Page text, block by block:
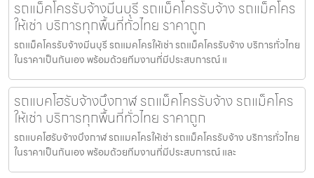
รถแม็คโครรับจ้างมีนบุรี รถแม็คโครรับจ้าง รถแม็คโคร
ให้เช่า บริการทุกพื้นที่ทั่วไทย ราคาถูก
รถแม็คโครรับจ้างมีนบุรี รถแมคโครให้เช่า รถแม็คโครรับจ้าง บริการทั่วไทย
ในราคาเป็นกันเอง พร้อมด้วยทีมงานที่มีประสบการณ์ แ
รถแบคโฮรับจ้างบึงกาฬ รถแม็คโครรับจ้าง รถแม็คโคร
ให้เช่า บริการทุกพื้นที่ทั่วไทย ราคาถูก
รถแบคโฮรับจ้างบึงกาฬ รถแมคโครให้เช่า รถแม็คโครรับจ้าง บริการทั่วไทย
ในราคาเป็นกันเอง พร้อมด้วยทีมงานที่มีประสบการณ์ และ